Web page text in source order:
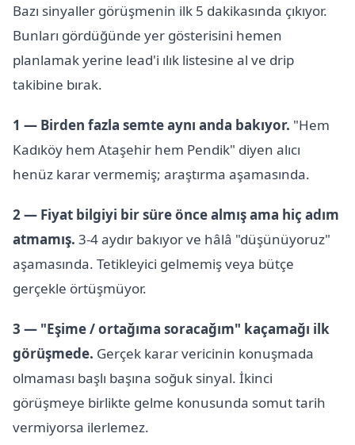
Bazı sinyaller görüşmenin ilk 5 dakikasında çıkıyor.
Bunları gördüğünde yer gösterisini hemen
planlamak yerine lead'i ılık listesine al ve drip
takibine bırak.
1 — Birden fazla semte aynı anda bakıyor. "Hem
Kadıköy hem Ataşehir hem Pendik" diyen alıcı
henüz karar vermemiş; araştırma aşamasında.
2 — Fiyat bilgiyi bir süre önce almış ama hiç adım
atmamış. 3-4 aydır bakıyor ve hâlâ "düşünüyoruz"
aşamasında. Tetikleyici gelmemiş veya bütçe
gerçekle örtüşmüyor.
3 — "Eşime / ortağıma soracağım" kaçamağı ilk
görüşmede. Gerçek karar vericinin konuşmada
olmaması başlı başına soğuk sinyal. İkinci
görüşmeye birlikte gelme konusunda somut tarih
vermiyorsa ilerlemez.